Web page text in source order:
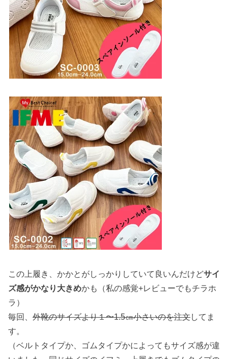
この上履き、かかとがしっかりしていて良いんだけどサイ
ズ感がかなり大きめかも（私の感覚+レビューでもチラホ
ラ）
毎回、 外靴のサイズより１〜1.5㎝小さいのを注文してま
す。
（ベルトタイプか、ゴムタイプかによってもサイズ感が違